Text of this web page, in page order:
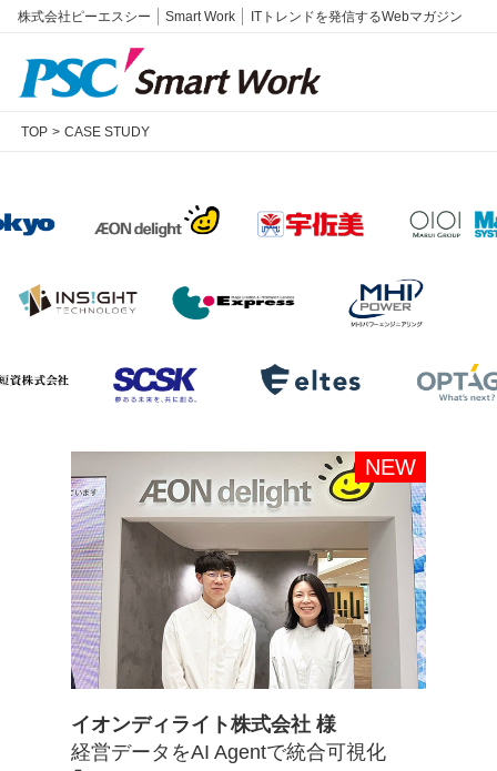
株式会社ピーエスシー Smart Work ITトレンドを発信するWebマガジン
TOP CASE STUDY
イオンディライト株式会社 様
経営データをAI Agentで統合可視化